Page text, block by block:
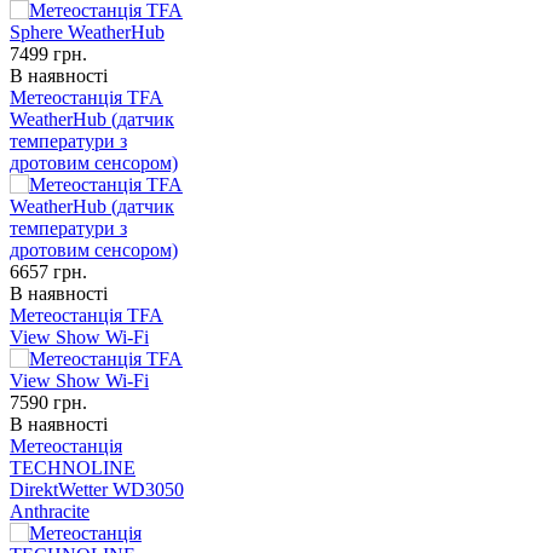
7499 грн.
В наявності
Метеостанція TFA
WeatherHub (датчик
температури з
дротовим сенсором)
6657 грн.
В наявності
Метеостанція TFA
View Show Wi-Fi
7590 грн.
В наявності
Метеостанція
TECHNOLINE
DirektWetter WD3050
Anthracite